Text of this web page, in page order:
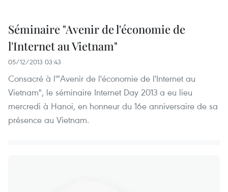
Séminaire "Avenir de l'économie de
l'Internet au Vietnam"
05/12/2013 03:43
Consacré à l'"Avenir de l'économie de l'Internet au
Vietnam", le séminaire Internet Day 2013 a eu lieu
mercredi à Hanoi, en honneur du 16e anniversaire de sa
présence au Vietnam.